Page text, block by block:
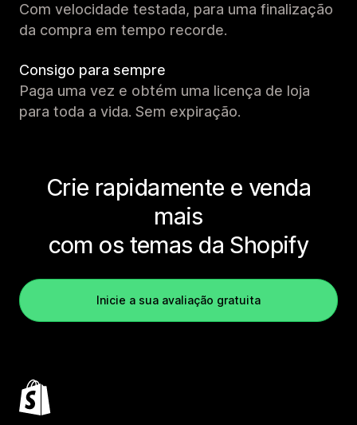
Com velocidade testada, para uma finalização
da compra em tempo recorde.
Consigo para sempre
Paga uma vez e obtém uma licença de loja
para toda a vida. Sem expiração.
Crie rapidamente e venda
mais
com os temas da Shopify
Inicie a sua avaliação gratuita